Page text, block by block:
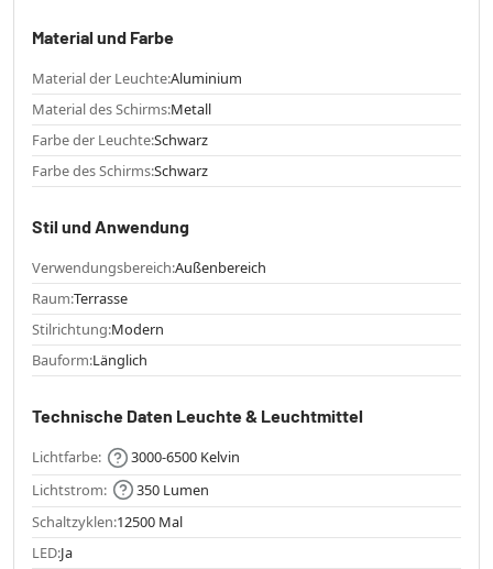
Material und Farbe
Material der Leuchte:Aluminium
Material des Schirms:Metall
Farbe der Leuchte:Schwarz
Farbe des Schirms:Schwarz
Stil und Anwendung
Verwendungsbereich:Außenbereich
Raum:Terrasse
Stilrichtung:Modern
Bauform:Länglich
Technische Daten Leuchte & Leuchtmittel
Lichtfarbe:
3000-6500 Kelvin
Lichtstrom:
350 Lumen
Schaltzyklen:12500 Mal
LED:Ja